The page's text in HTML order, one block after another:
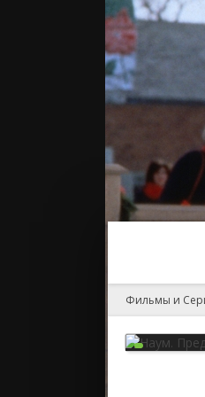
Фильмы и